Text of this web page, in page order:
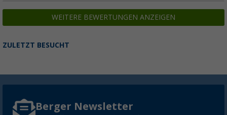
WEITERE BEWERTUNGEN ANZEIGEN
ZULETZT BESUCHT
Berger Newsletter